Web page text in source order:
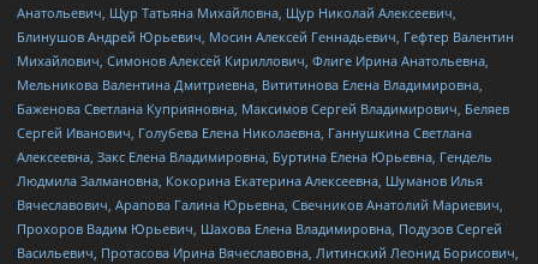
Анатольевич, Щур Татьяна Михайловна, Щур Николай Алексеевич,
Блинушов Андрей Юрьевич, Мосин Алексей Геннадьевич, Гефтер Валентин
Михайлович, Симонов Алексей Кириллович, Флиге Ирина Анатольевна,
Мельникова Валентина Дмитриевна, Вититинова Елена Владимировна,
Баженова Светлана Куприяновна, Максимов Сергей Владимирович, Беляев
Сергей Иванович, Голубева Елена Николаевна, Ганнушкина Светлана
Алексеевна, Закс Елена Владимировна, Буртина Елена Юрьевна, Гендель
Людмила Залмановна, Кокорина Екатерина Алексеевна, Шуманов Илья
Вячеславович, Арапова Галина Юрьевна, Свечников Анатолий Мариевич,
Прохоров Вадим Юрьевич, Шахова Елена Владимировна, Подузов Сергей
Васильевич, Протасова Ирина Вячеславовна, Литинский Леонид Борисович,